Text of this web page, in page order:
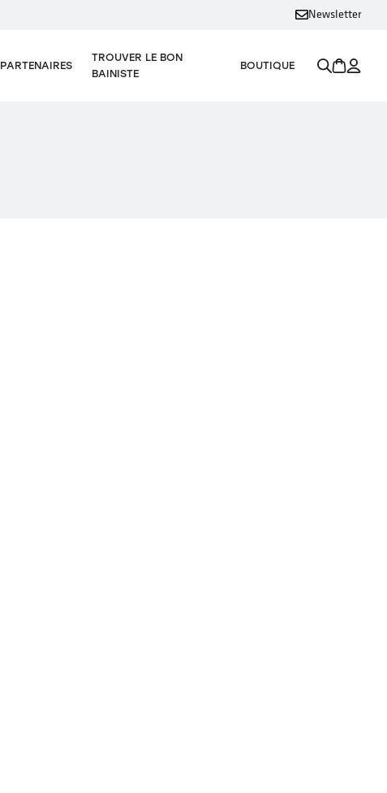
Newsletter
PARTENAIRES
TROUVER LE BON
BAINISTE
BOUTIQUE